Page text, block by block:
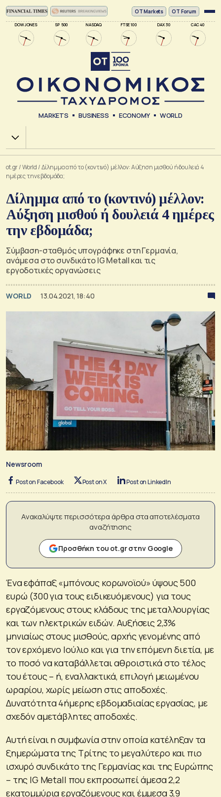
DOW JONES SP 500 NASDAQ FTSE 100 DAX 30 CAC 40
ΟΤ Markets OT Forum
MARKETS BUSINESS ECONOMY WORLD
Χ.Α.
ot.gr/World /Δίλημμα από το (κοντινό) μέλλον: Αύξηση μισθού ή δουλειά 4
ημέρες την εβδομάδα;
Δίλημμα από το (κοντινό) μέλλον:
Αύξηση μισθού ή δουλειά 4 ημέρες
την εβδομάδα;
Σύμβαση-σταθμός υπογράφηκε στη Γερμανία,
ανάμεσα στο συνδικάτο IG Metall και τις
εργοδοτικές οργανώσεις
WORLD 13.04.2021, 18:40
Newsroom
Post on Facebook Post on X Post on LinkedIn
Ανακαλύψτε περισσότερα άρθρα στα αποτελέσματα
αναζήτησης
Προσθήκη του ot.gr στην Google
Ένα εφάπαξ «μπόνους κορωνοϊού» ύψους 500
ευρώ (300 για τους ειδικευόμενους) για τους
εργαζόμενους στους κλάδους της μεταλλουργίας
και των ηλεκτρικών ειδών. Αυξήσεις 2,3%
μηνιαίως στους μισθούς, αρχής γενομένης από
τον ερχόμενο Ιούλιο και για την επόμενη διετία, με
το ποσό να καταβάλλεται αθροιστικά στο τέλος
του έτους – ή, εναλλακτικά, επιλογή μειωμένου
ωραρίου, χωρίς μείωση στις αποδοχές.
Δυνατότητα 4ήμερης εβδομαδιαίας εργασίας, με
σχεδόν αμετάβλητες αποδοχές.
Αυτή είναι η συμφωνία στην οποία κατέληξαν τα
ξημερώματα της Τρίτης το μεγαλύτερο και πιο
ισχυρό συνδικάτο της Γερμανίας και της Ευρώπης
– της IG Metall που εκπροσωπεί άμεσα 2,2
εκατομμύρια εργαζόμενους και έμμεσα 3,9